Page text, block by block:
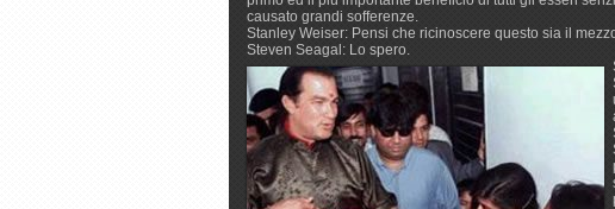
causato grandi sofferenze.
Stanley Weiser: Pensi che ricinoscere questo sia il
Steven Seagal: Lo spero.